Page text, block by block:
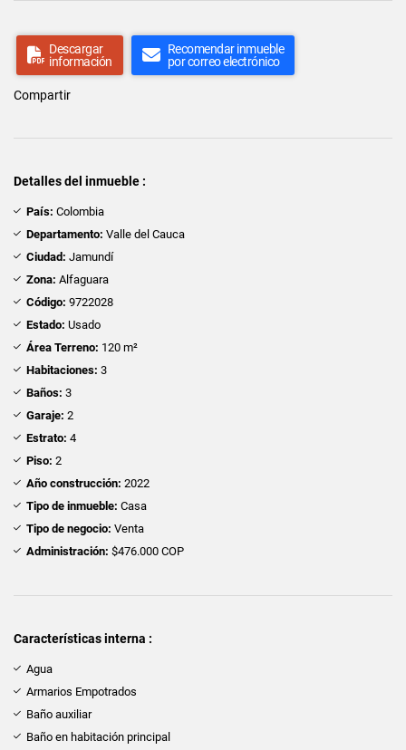
Descargar
información
Recomendar inmueble
por correo electrónico
Compartir
Detalles del inmueble :
País: Colombia
Departamento: Valle del Cauca
Ciudad: Jamundí
Zona: Alfaguara
Código: 9722028
Estado: Usado
Área Terreno: 120 m²
Habitaciones: 3
Baños: 3
Garaje: 2
Estrato: 4
Piso: 2
Año construcción: 2022
Tipo de inmueble: Casa
Tipo de negocio: Venta
Administración: $476.000 COP
Características interna :
Agua
Armarios Empotrados
Baño auxiliar
Baño en habitación principal